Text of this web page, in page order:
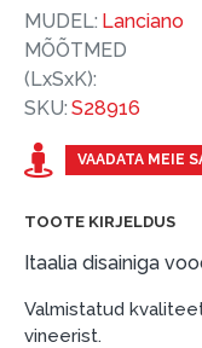
teil vajalikud
hiljem tasuda.
ESTO-ga saate
perioodiga kuni 12
esimene
kogu
Liisingut ja
meie salongi
VAADATA MEIE
TOOTE KIRJELDUS
Itaalia disainiga
Valmistatud
vineerist.
MUDEL: Lanciano
MÕÕTMED
(LxSxK):
SKU: S28916